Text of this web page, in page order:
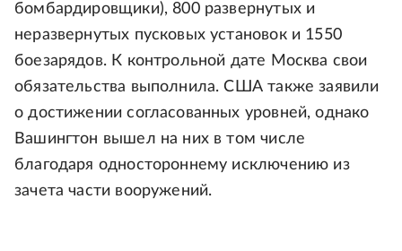
бомбардировщики), 800 развернутых и
неразвернутых пусковых установок и 1550
боезарядов. К контрольной дате Москва свои
обязательства выполнила. США также заявили
о достижении согласованных уровней, однако
Вашингтон вышел на них в том числе
благодаря одностороннему исключению из
зачета части вооружений.